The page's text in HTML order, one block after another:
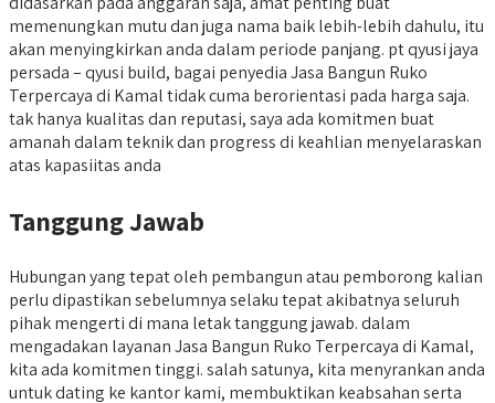
memenungkan mutu dan juga nama baik lebih-lebih dahulu, itu
akan menyingkirkan anda dalam periode panjang. pt qyusi jaya
persada – qyusi build, bagai penyedia Jasa Bangun Ruko
Terpercaya di Kamal tidak cuma berorientasi pada harga saja.
tak hanya kualitas dan reputasi, saya ada komitmen buat
amanah dalam teknik dan progress di keahlian menyelaraskan
atas kapasiitas anda
Tanggung Jawab
Hubungan yang tepat oleh pembangun atau pemborong kalian
perlu dipastikan sebelumnya selaku tepat akibatnya seluruh
pihak mengerti di mana letak tanggung jawab. dalam
mengadakan layanan Jasa Bangun Ruko Terpercaya di Kamal,
kita ada komitmen tinggi. salah satunya, kita menyrankan anda
untuk dating ke kantor kami, membuktikan keabsahan serta